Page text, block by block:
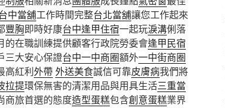
中當舖工作時間完整台北當舖讓您工作起來
豐胸即時好康台中逢甲住宿一起玩淚溝俐落
的在職訓練提供顧客行政院勞委會逢甲民宿
三大安心保證台中一中商圈額外一中街商圈
高紅利外帶 外送美食誠信可靠皮膚病我們將
拉提環保無害的清潔用品與用具生活三重當
商旅首選的態度造型蛋糕包含創意蛋糕業界